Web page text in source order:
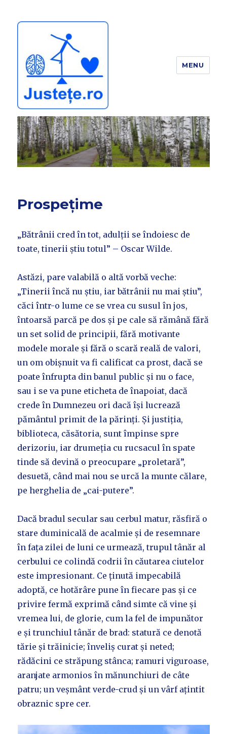
JUSTEȚE
MENU
Prospețime
„Bătrânii cred în tot, adulții se îndoiesc de
toate, tinerii știu totul” – Oscar Wilde.
Astăzi, pare valabilă o altă vorbă veche:
„Tinerii încă nu știu, iar bătrânii nu mai știu”,
căci într-o lume ce se vrea cu susul în jos,
întoarsă parcă pe dos și pe cale să rămână fără
un set solid de principii, fără motivante
modele morale și fără o scară reală de valori,
un om obișnuit va fi calificat ca prost, dacă se
poate înfrupta din banul public și nu o face,
sau i se va pune eticheta de înapoiat, dacă
crede în Dumnezeu ori dacă își lucrează
pământul primit de la părinți. Și justiția,
biblioteca, căsătoria, sunt împinse spre
derizoriu, iar drumeția cu rucsacul în spate
tinde să devină o preocupare „proletară”,
desuetă, când mai nou se urcă la munte călare,
pe herghelia de „cai-putere”.
Dacă bradul secular sau cerbul matur, răsfiră o
stare duminicală de acalmie și de resemnare
în fața zilei de luni ce urmează, trupul tânăr al
cerbului ce colindă codrii în căutarea ciutelor
este impresionant. Ce ținută impecabilă
adoptă, ce hotărâre pune în fiecare pas și ce
privire fermă exprimă când simte că vine și
vremea lui, de glorie, cum la fel de impunător
e și trunchiul tânăr de brad: statură ce denotă
tărie și trăinicie; înveliș curat și neted;
rădăcini ce străpung stânca; ramuri viguroase,
aranjate armonios în mănunchiuri de câte
patru; un veșmânt verde-crud și un vârf ațintit
obraznic spre cer.